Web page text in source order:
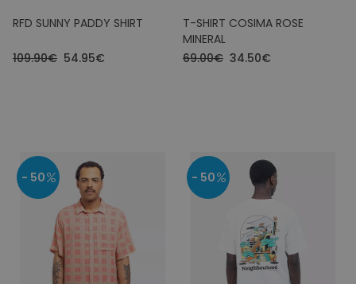
RFD SUNNY PADDY SHIRT
109.90€ 54.95€
T-SHIRT COSIMA ROSE
MINERAL
69.00€ 34.50€
- 50 - 50